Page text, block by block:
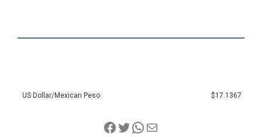
US Dollar/Mexican Peso $17.1367